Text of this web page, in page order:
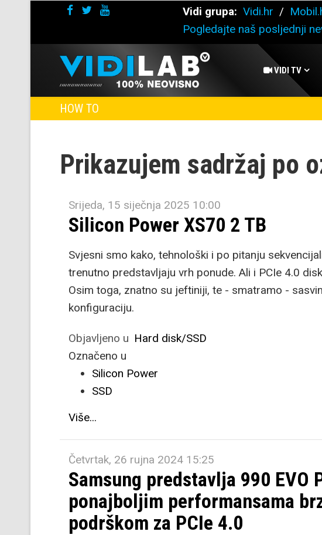
Vidi grupa: Vidi.hr /
Pogledajte naš posljednji
VIDI TV
HOW TO
Prikazujem sadržaj po
Srijeda, 15 siječnja 2025 10:00
Silicon Power XS70 2 TB
Svjesni smo kako, tehnološki i po pitanju
trenutno predstavljaju vrh ponude. Ali i PCIe 4.0
Osim toga, znatno su jeftiniji, te - smatramo -
konfiguraciju.
Objavljeno u Hard disk/SSD
Označeno u
Silicon Power
SSD
Više...
Četvrtak, 26 rujna 2024 15:25
Samsung predstavlja 990 EVO
ponajboljim performansama
podrškom za PCIe 4.0